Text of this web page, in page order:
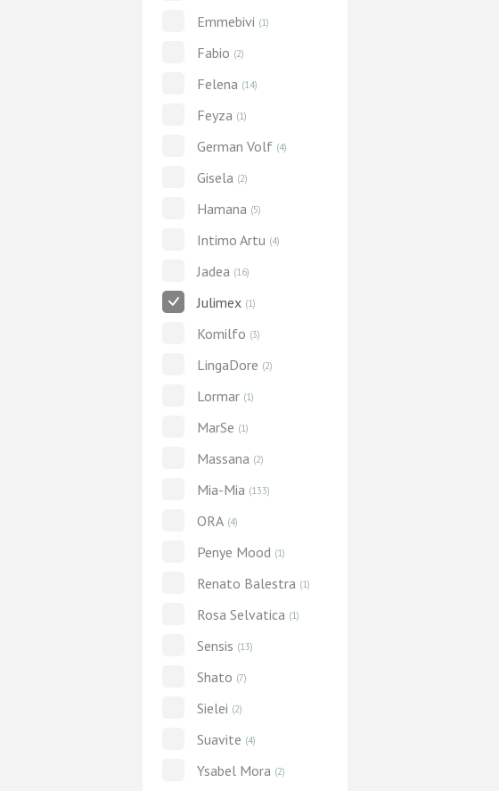
Emmebivi (1)
Fabio (2)
Felena (14)
Feyza (1)
German Volf (4)
Gisela (2)
Hamana (5)
Intimo Artu (4)
Jadea (16)
Julimex (1)
Komilfo (3)
LingaDore (2)
Lormar (1)
MarSe (1)
Massana (2)
Mia-Mia (133)
ORA (4)
Penye Mood (1)
Renato Balestra (1)
Rosa Selvatica (1)
Sensis (13)
Shato (7)
Sielei (2)
Suavite (4)
Ysabel Mora (2)